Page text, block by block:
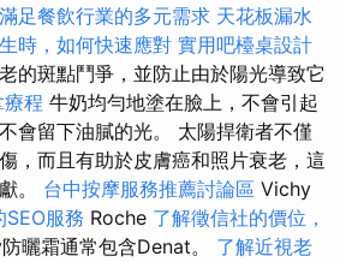
足餐飲行業的多元需求 天花板漏水
時，如何快速應對 實用吧檯桌設計
的斑點鬥爭，並防止由於陽光導致它
程 牛奶均勻地塗在臉上，不會引起
會留下油膩的光。 太陽捍衛者不僅
，而且有助於皮膚癌和照片衰老，這
。 台中按摩服務推薦討論區 Vichy
服務 Roche 了解徵信社的價位，
曬霜通常包含Denat。 了解近視老